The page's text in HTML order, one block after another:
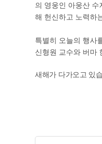
의 영웅인 아웅산
해 헌신하고 노력하
특별히 오늘의 행사
신형원 교수와 버마
새해가 다가오고 있